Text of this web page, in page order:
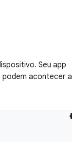
Seu app
podem acontecer a